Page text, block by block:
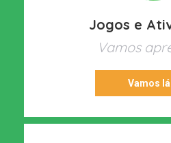
Jogos e
Vamos
Vamos